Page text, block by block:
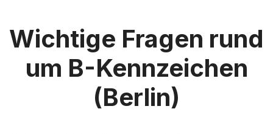
Wichtige Fragen rund
um B-Kennzeichen
(Berlin)